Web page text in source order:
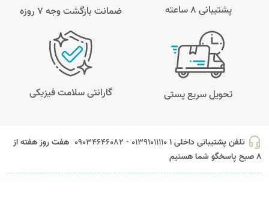
پشتیبانی 8 ساعته ضمانت بازگشت وجه ۷ روزه
تحویل سریع پستی گارانتی سلامت فیزیکی
headset_mic تلفن پشتیبانی داخلی 1 01391011110 - 09034646082
هفت روز هفته از
8 صبح پاسخگو شما هستیم